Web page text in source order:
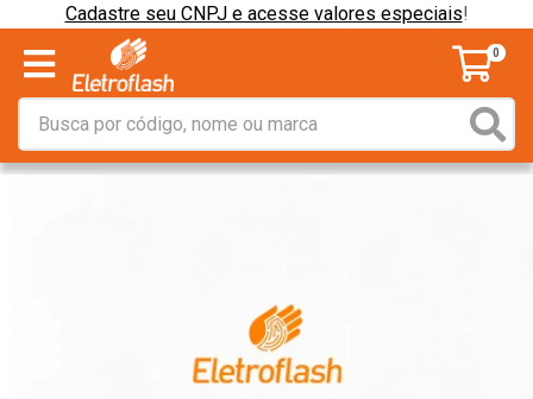
Cadastre seu CNPJ e acesse valores especiais!
0